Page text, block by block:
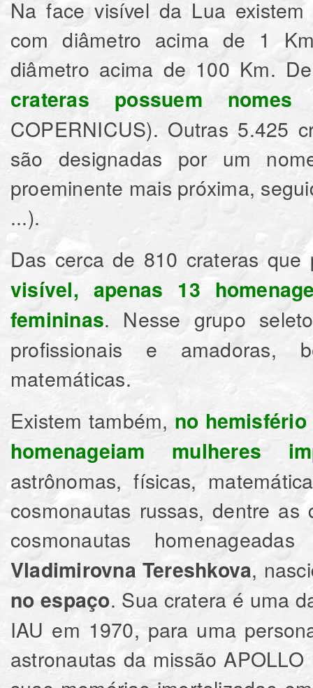
Na face visível da Lua
com diâmetro acima de 1
diâmetro acima de 100 Km.
crateras possuem nomes
COPERNICUS). Outras 5.425
são designadas por um
proeminente mais próxima,
...).
Das cerca de 810 crateras
visível, apenas 13
femininas. Nesse grupo
profissionais e amadoras,
matemáticas.
Existem também, no
homenageiam mulheres
astrônomas, físicas,
cosmonautas russas, dentre
cosmonautas
Vladimirovna Tereshkova,
no espaço. Sua cratera é uma
IAU em 1970, para uma
astronautas da missão